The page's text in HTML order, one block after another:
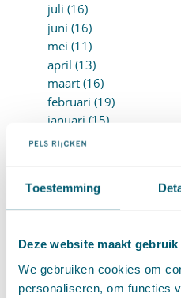
Toestemming
Deze website maakt
We gebruiken cookies om
personaliseren, om functies
juli (16)
juni (16)
mei (11)
april (13)
maart (16)
februari (19)
januari (15)
►
2021 (123)
december (15)
oktober (13)
september (4)
juli (4)
juni (14)
mei (6)